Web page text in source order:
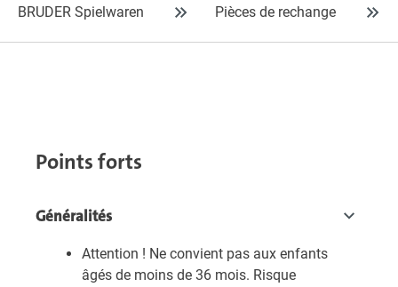
BRUDER Spielwaren Pièces de rechange
Points forts
Généralités
Attention ! Ne convient pas aux enfants
âgés de moins de 36 mois. Risque